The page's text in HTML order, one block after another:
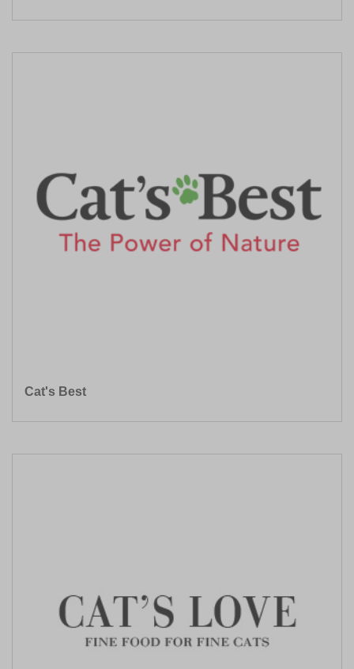
Cat's Best